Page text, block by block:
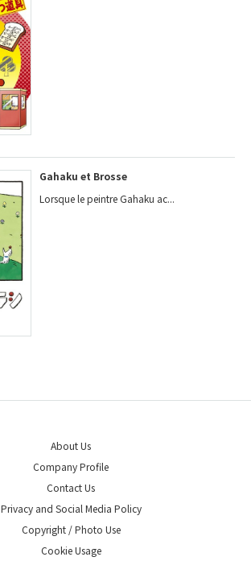
Gahaku et Brosse
Lorsque le peintre Gahaku ac...
About Us
Company Profile
Contact Us
Privacy and Social Media Policy
Copyright / Photo Use
Cookie Usage